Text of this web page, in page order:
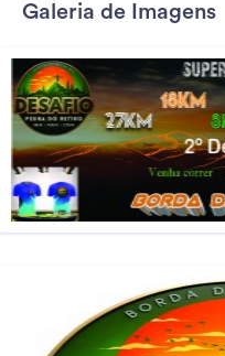
Galeria de Imagens